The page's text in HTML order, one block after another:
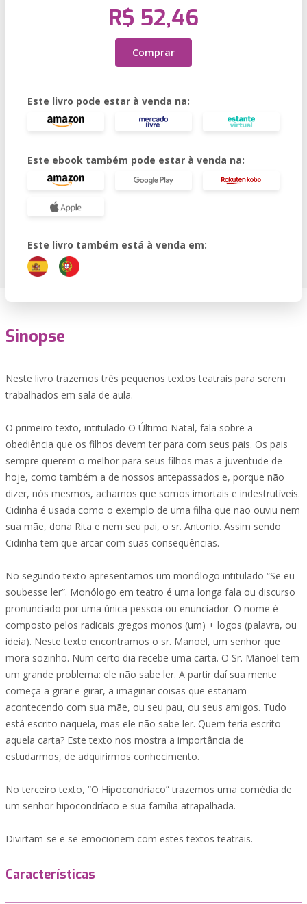
R$ 52,46
Comprar
Este livro pode estar à venda na:
Este ebook também pode estar à venda na:
Este livro também está à venda em:
Sinopse
Neste livro trazemos três pequenos textos teatrais para serem
trabalhados em sala de aula.
O primeiro texto, intitulado O Último Natal, fala sobre a
obediência que os filhos devem ter para com seus pais. Os pais
sempre querem o melhor para seus filhos mas a juventude de
hoje, como também a de nossos antepassados e, porque não
dizer, nós mesmos, achamos que somos imortais e indestrutíveis.
Cidinha é usada como o exemplo de uma filha que não ouviu nem
sua mãe, dona Rita e nem seu pai, o sr. Antonio. Assim sendo
Cidinha tem que arcar com suas consequências.
No segundo texto apresentamos um monólogo intitulado “Se eu
soubesse ler”. Monólogo em teatro é uma longa fala ou discurso
pronunciado por uma única pessoa ou enunciador. O nome é
composto pelos radicais gregos monos (um) + logos (palavra, ou
ideia). Neste texto encontramos o sr. Manoel, um senhor que
mora sozinho. Num certo dia recebe uma carta. O Sr. Manoel tem
um grande problema: ele não sabe ler. A partir daí sua mente
começa a girar e girar, a imaginar coisas que estariam
acontecendo com sua mãe, ou seu pau, ou seus amigos. Tudo
está escrito naquela, mas ele não sabe ler. Quem teria escrito
aquela carta? Este texto nos mostra a importância de
estudarmos, de adquirirmos conhecimento.
No terceiro texto, “O Hipocondríaco” trazemos uma comédia de
um senhor hipocondríaco e sua família atrapalhada.
Divirtam-se e se emocionem com estes textos teatrais.
Características